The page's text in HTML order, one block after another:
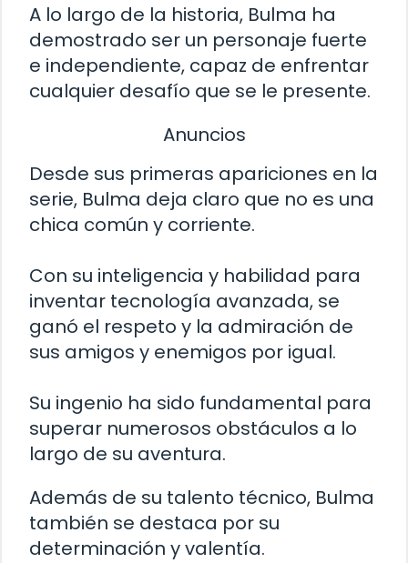
A lo largo de la historia, Bulma ha
demostrado ser un personaje fuerte
e independiente, capaz de enfrentar
cualquier desafío que se le presente.
Anuncios
Desde sus primeras apariciones en la
serie, Bulma deja claro que no es una
chica común y corriente.
Con su inteligencia y habilidad para
inventar tecnología avanzada, se
ganó el respeto y la admiración de
sus amigos y enemigos por igual.
Su ingenio ha sido fundamental para
superar numerosos obstáculos a lo
largo de su aventura.
Además de su talento técnico, Bulma
también se destaca por su
determinación y valentía.